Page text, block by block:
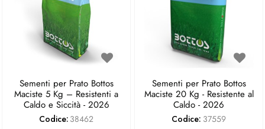
Sementi per Prato Bottos
Maciste 5 Kg – Resistenti a
Caldo e Siccità - 2026
Codice: 38462
Sementi per Prato Bottos
Maciste 20 Kg - Resistente al
Caldo - 2026
Codice: 37559